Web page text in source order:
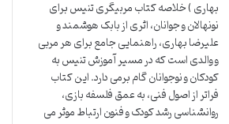
بهاری ) خلاصه کتاب مربیگری تنیس برای
نونهالان و جوانان، اثری از بابک هوشمند و
علیرضا بهاری، راهنمایی جامع برای هر مربی
و والدی است که در مسیر آموزش تنیس به
کودکان و نوجوانان گام برمی دارد. این کتاب
فراتر از اصول فنی، به عمق فلسفه بازی،
روانشناسی رشد کودک و فنون ارتباط موثر می